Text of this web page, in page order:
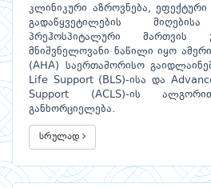
კლინიკური აზროვნება, ეფექტური
გადაწყვეტილების
პრეჰოსპიტალური მართვის
მნიშვნელოვანი ნაწილი იყო
(AHA) საერთაშორისო
Life Support (BLS)-ისა და
Support (ACLS)-ის
განხორციელება.
სრულად